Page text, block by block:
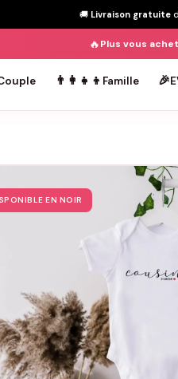
🚚 Livraison gratuite
🔥Plus vous
👨‍👩‍👧‍👦 Famille 🎉
EN NOIR